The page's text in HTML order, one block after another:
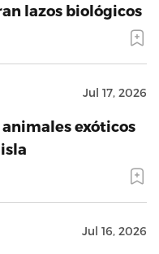
lazos biológicos
Jul 17, 2026
exóticos
Jul 16, 2026